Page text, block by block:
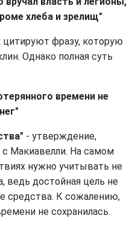
хлеба и зрелищ"
цитируют фразу, которую
Однако полная суть
времени не
- утверждение,
Макиавелли. На самом
нужно учитывать не
ведь достойная цель не
средства. К сожалению,
не сохранилась.